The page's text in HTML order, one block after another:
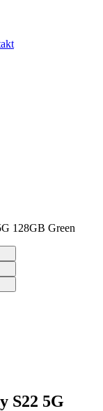
128GB Green
S22 5G